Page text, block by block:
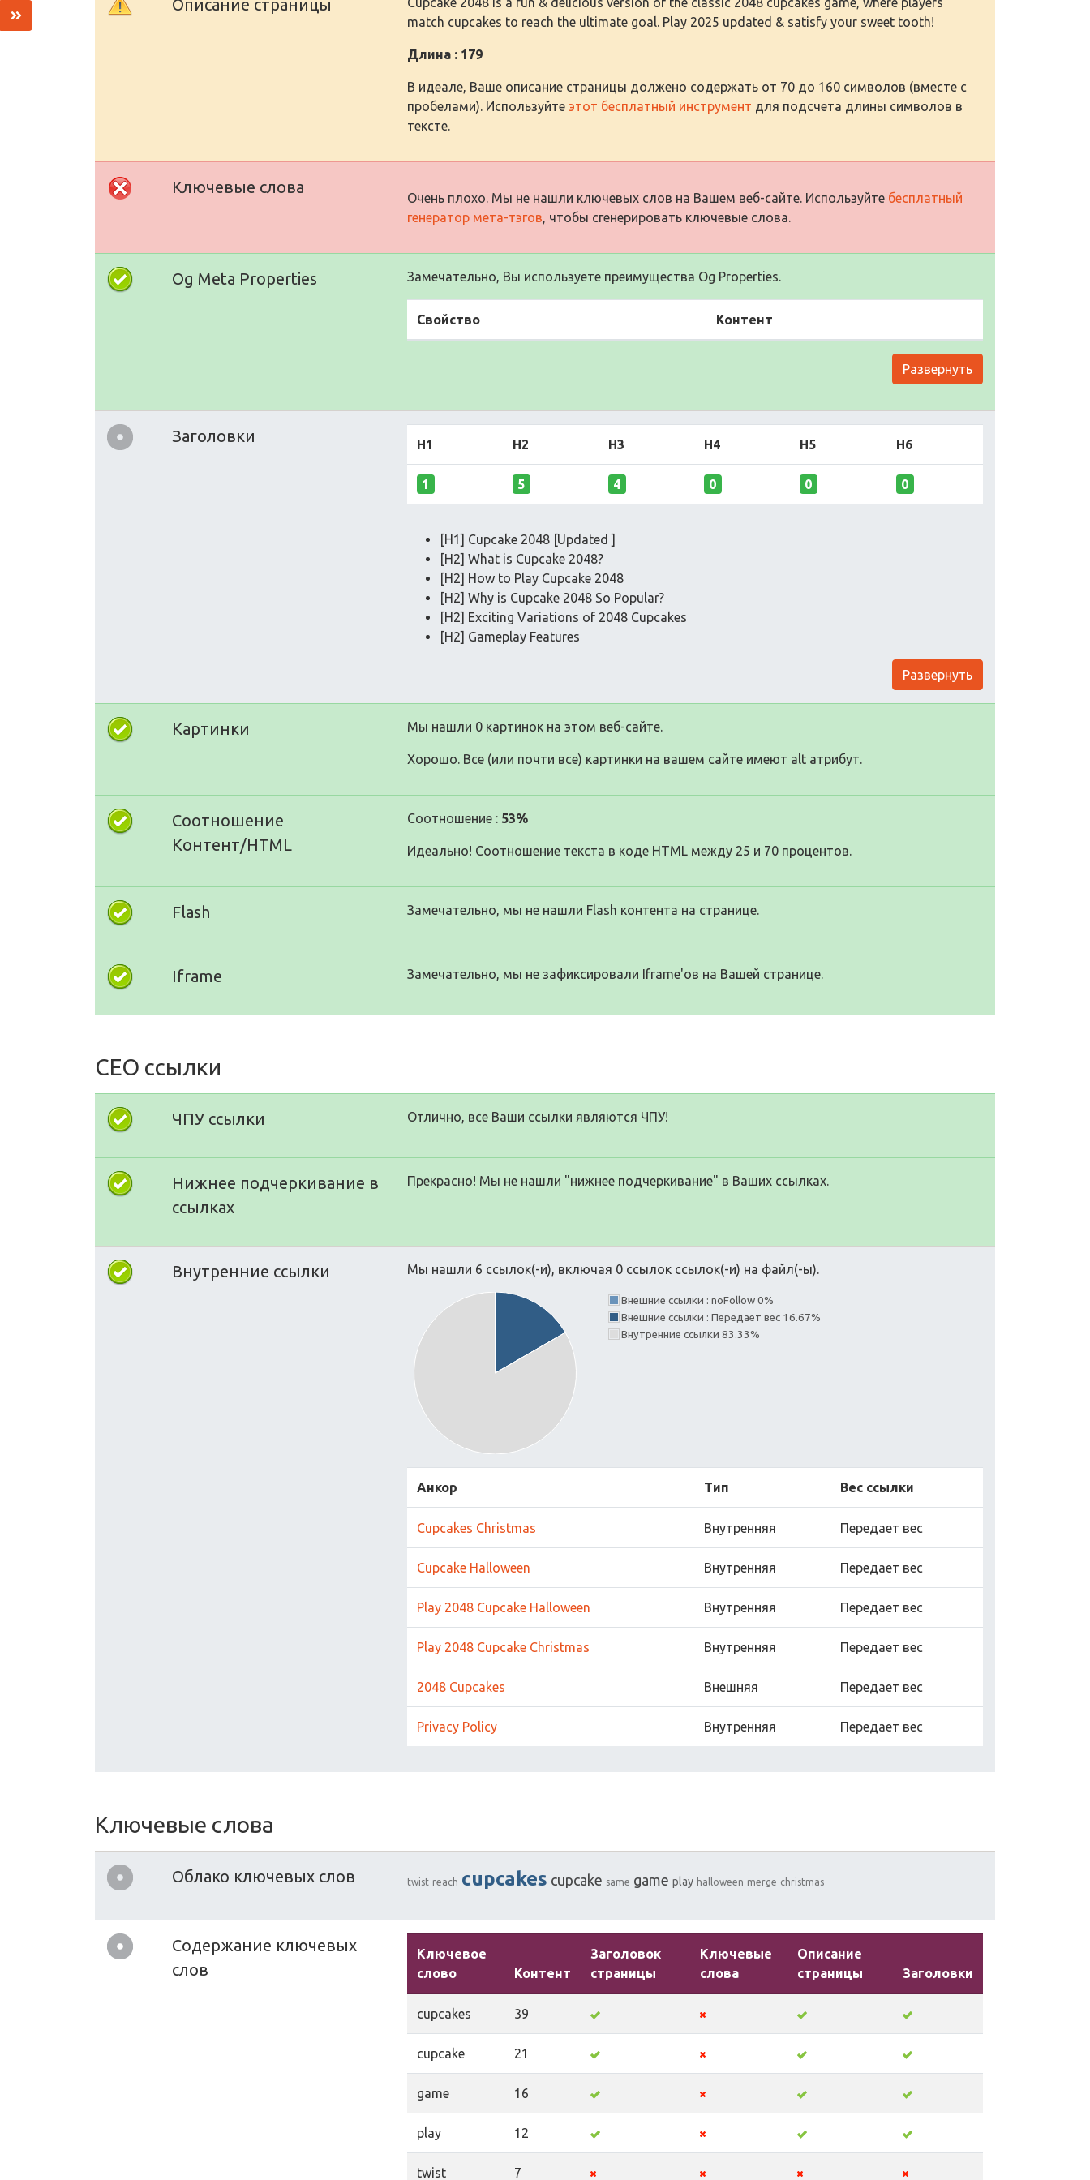
Описание страницы
match cupcakes to reach the ultimate goal. Play 2025 updated & satisfy your sweet tooth!
Длина : 179
В идеале, Ваше описание страницы должено содержать от 70 до 160 символов (вместе с
пробелами). Используйте этот бесплатный инструмент для подсчета длины символов в
тексте.
Ключевые слова
Очень плохо. Мы не нашли ключевых слов на Вашем веб-сайте. Используйте бесплатный
генератор мета-тэгов, чтобы сгенерировать ключевые слова.
Og Meta Properties Замечательно, Вы используете преимущества Og Properties.
Свойство Контент
Развернуть
Заголовки H1 H2 H3 H4 H5 H6
1 5 4 0 0 0
[H1] Cupcake 2048 [Updated ]
[H2] What is Cupcake 2048?
[H2] How to Play Cupcake 2048
[H2] Why is Cupcake 2048 So Popular?
[H2] Exciting Variations of 2048 Cupcakes
[H2] Gameplay Features
Развернуть
Картинки Мы нашли 0 картинок на этом веб-сайте.
Хорошо. Все (или почти все) картинки на вашем сайте имеют alt атрибут.
Соотношение
Контент/HTML
Соотношение : 53%
Идеально! Соотношение текста в коде HTML между 25 и 70 процентов.
Flash Замечательно, мы не нашли Flash контента на странице.
Iframe Замечательно, мы не зафиксировали Iframe'ов на Вашей странице.
СЕО ссылки
ЧПУ ссылки Отлично, все Ваши ссылки являются ЧПУ!
Нижнее подчеркивание в
ссылках
Прекрасно! Мы не нашли "нижнее подчеркивание" в Ваших ссылках.
Внутренние ссылки Мы нашли 6 ссылок(-и), включая 0 ссылок ссылок(-и) на файл(-ы).
Внешние ссылки : noFollow 0%
Внешние ссылки : Передает вес 16.67%
Внутренние ссылки 83.33%
Анкор Тип Вес ссылки
Cupcakes Christmas Внутренняя Передает вес
Cupcake Halloween Внутренняя Передает вес
Play 2048 Cupcake Halloween Внутренняя Передает вес
Play 2048 Cupcake Christmas Внутренняя Передает вес
2048 Cupcakes Внешняя Передает вес
Privacy Policy Внутренняя Передает вес
Ключевые слова
Облако ключевых слов twist reach cupcakes cupcake same game play halloween merge christmas
Содержание ключевых
слов
Ключевое
слово
Контент
Заголовок
страницы
Ключевые
слова
Описание
страницы
Заголовки
cupcakes 39
cupcake 21
game 16
play 12
twist 7